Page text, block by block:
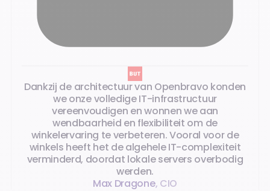
Dankzij de architectuur van Openbravo konden
we onze volledige IT-infrastructuur
vereenvoudigen en wonnen we aan
wendbaarheid en flexibiliteit om de
winkelervaring te verbeteren. Vooral voor de
winkels heeft het de algehele IT-complexiteit
verminderd, doordat lokale servers overbodig
werden.
Max Dragone, CIO